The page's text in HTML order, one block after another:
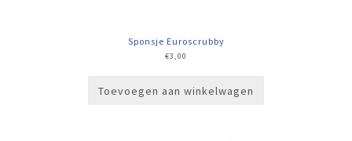
Sponsje Euroscrubby
€3,00
Toevoegen aan winkelwagen